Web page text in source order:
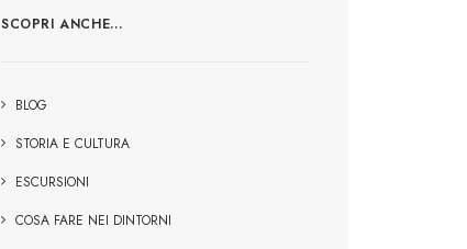
SCOPRI ANCHE…
BLOG
STORIA E CULTURA
ESCURSIONI
COSA FARE NEI DINTORNI